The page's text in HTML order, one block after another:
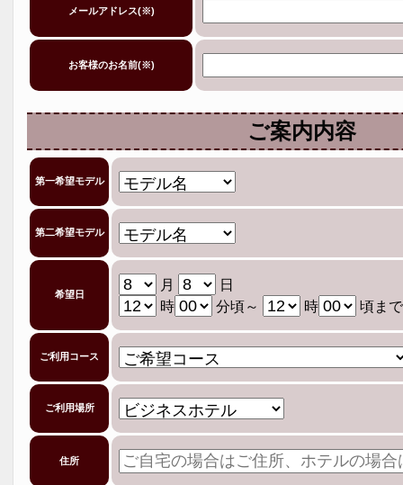
メールアドレス(※)
お客様のお名前(※)
ご案内内容
第一希望モデル
第二希望モデル
希望日
月
日
時
分頃～ 時 頃ま
ご利用コース
ご利用場所
住所